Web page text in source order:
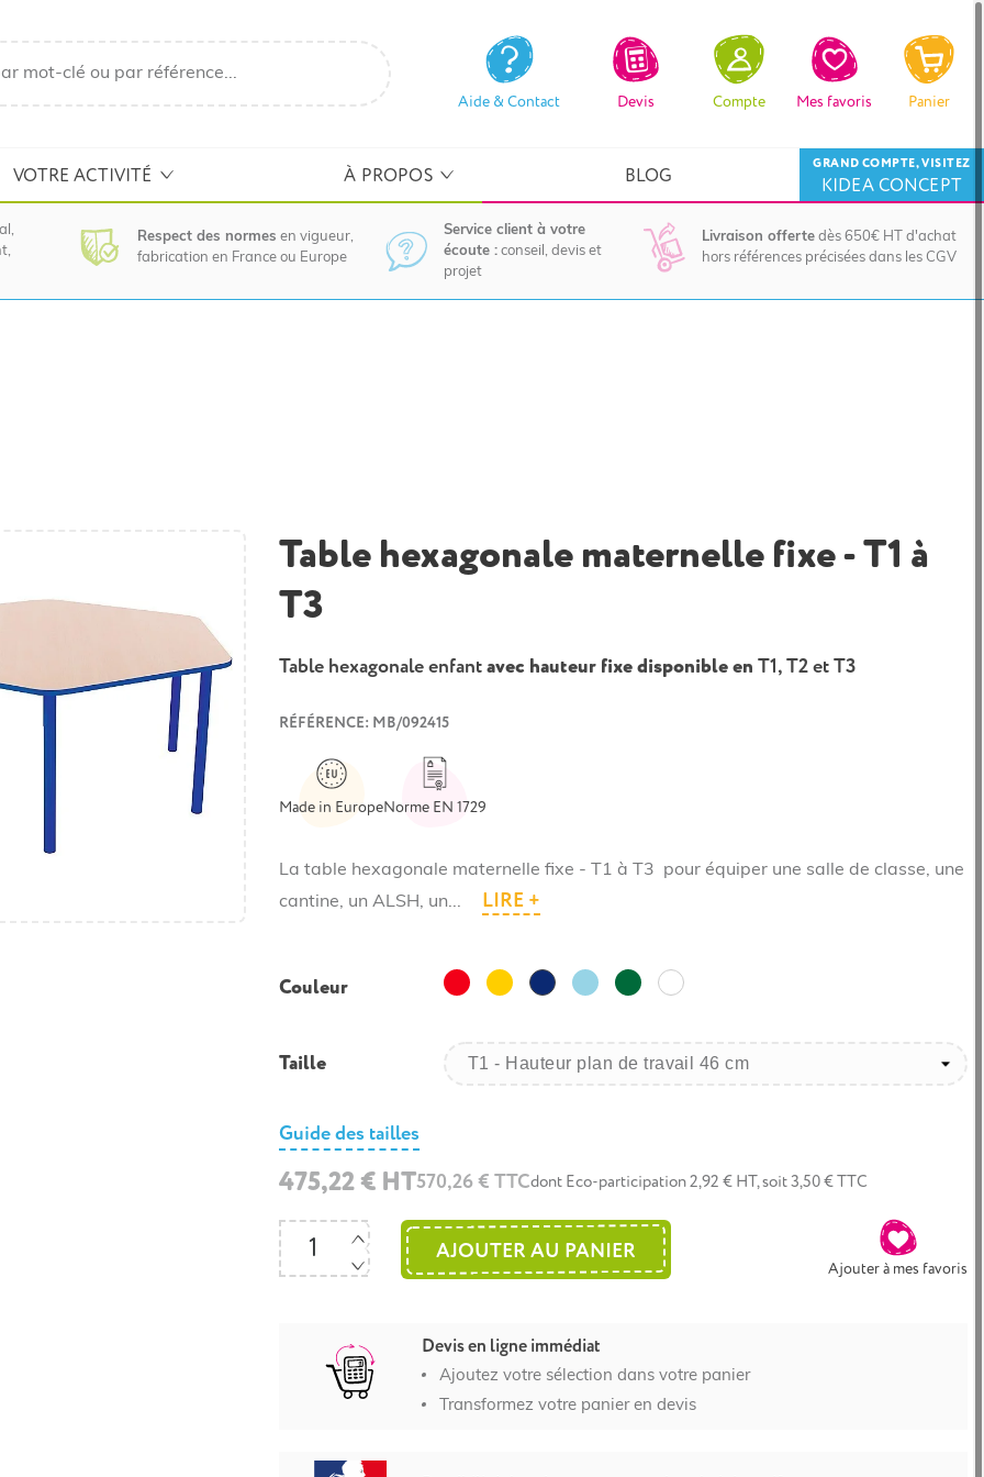
Aide & Contact Devis Compte Mes favoris Panier
VOTRE ACTIVITÉ À PROPOS BLOG KIDEA CONCEPT
GRAND COMPTE, VISITEZ
Respect des normes en vigueur,
fabrication en France ou Europe
Service client à votre
écoute : conseil, devis et
projet
Livraison offerte dès 650€ HT d'achat
hors références précisées dans les CGV
Table hexagonale maternelle fixe - T1 à
T3
Table hexagonale enfantavec hauteur fixe disponible en T1, T2 et T3
RÉFÉRENCE: MB/092415
Made in EuropeNorme EN 1729
La table hexagonale maternelle fixe - T1 à T3 pour équiper une salle de classe, une
cantine, un ALSH, un...
LIRE +
Couleur RougeJauneBleu
Bleu
Vert
Blanc
Taille
Guide des tailles
475,22 € HT570,26 € TTCdont Eco-participation 2,92 € HT, soit 3,50 € TTC
AJOUTER AU PANIER
Ajouter à mes favoris
Devis en ligne immédiat
Ajoutez votre sélection dans votre panier
Transformez votre panier en devis